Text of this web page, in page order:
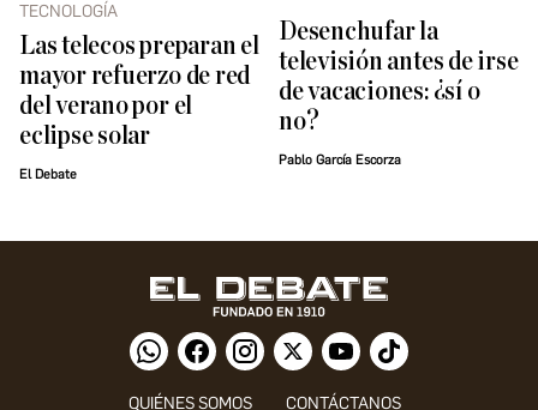
TECNOLOGÍA
Las telecos preparan el
mayor refuerzo de red
del verano por el
eclipse solar
El Debate
Desenchufar la
televisión antes de irse
de vacaciones: ¿sí o
no?
Pablo García Escorza
QUIÉNES SOMOS CONTÁCTANOS